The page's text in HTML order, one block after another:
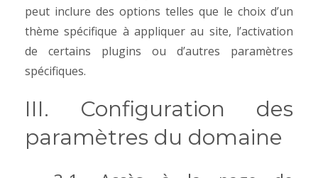
peut inclure des options telles que le choix d’un
thème spécifique à appliquer au site, l’activation
de certains plugins ou d’autres paramètres
spécifiques.
III. Configuration des
paramètres du domaine